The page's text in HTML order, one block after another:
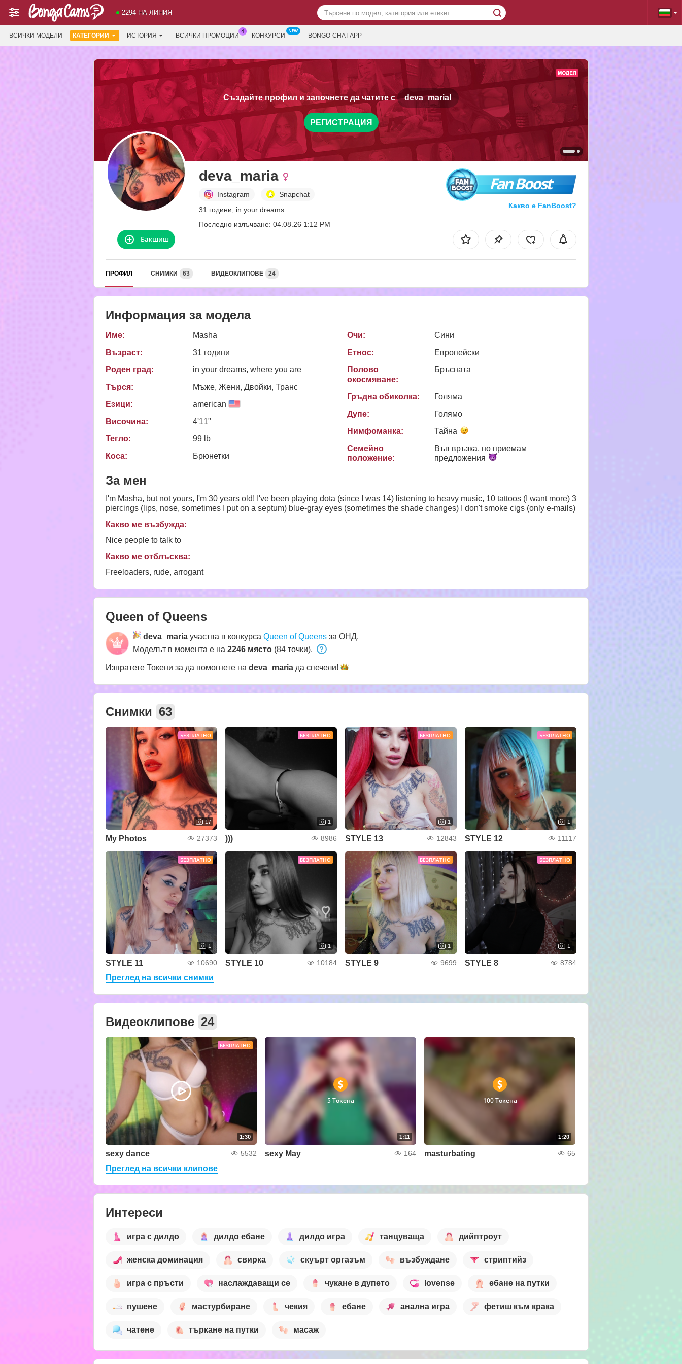
2294 НА ЛИНИЯ
ВСИЧКИ МОДЕЛИ КАТЕГОРИИ ИСТОРИЯ ВСИЧКИ ПРОМОЦИИ КОНКУРСИ BONGO-CHAT APP
Създайте профил и започнете да чатите с deva_maria!
РЕГИСТРАЦИЯ
deva_maria
Instagram
Snapchat
31 години, in your dreams
Последно излъчване: 04.08.26 1:12 PM
Fan Boost
Какво е FanBoost?
Бакшиш
ПРОФИЛ СНИМКИ 63 ВИДЕОКЛИПОВЕ 24
Информация за модела
Име:
Masha
Възраст:
31 години
Роден град:
in your dreams, where you are
Търся:
Мъже, Жени, Двойки, Транс
Езици:
american
Височина:
4'11"
Тегло:
99 lb
Коса:
Брюнетки
Очи:
Сини
Етнос:
Европейски
Полово
окосмяване:
Бръсната
Гръдна обиколка:
Голяма
Дупе:
Голямо
Нимфоманка:
Тайна
Семейно
положение:
Във връзка, но приемам
предложения
За мен
I'm Masha, but not yours, I'm 30 years old! I've been playing dota (since I was 14) listening to heavy music, 10 tattoos (I want more) 3
piercings (lips, nose, sometimes I put on a septum) blue-gray eyes (sometimes the shade changes) I don't smoke cigs (only e-mails)
Какво ме възбужда:
Nice people to talk to
Какво ме отблъсква:
Freeloaders, rude, arrogant
Queen of Queens
deva_maria участва в конкурса Queen of Queens за ОНД.
Моделът в момента е на 2246 място (84 точки).
Изпратете Токени за да помогнете на deva_maria да спечели!
Снимки 63
БЕЗПЛАТНО
17
My Photos 27373
БЕЗПЛАТНО
1
))) 8986
БЕЗПЛАТНО
1
STYLE 13 12843
БЕЗПЛАТНО
1
STYLE 12 11117
БЕЗПЛАТНО
1
STYLE 11 10690
БЕЗПЛАТНО
1
STYLE 10 10184
БЕЗПЛАТНО
1
STYLE 9 9699
БЕЗПЛАТНО
1
STYLE 8 8784
Преглед на всички снимки
Видеоклипове 24
БЕЗПЛАТНО
1:30
sexy dance 5532
1:11
5 Токена
sexy May 164
1:20
100 Токена
masturbating 65
Преглед на всички клипове
Интереси
игра с дилдо дилдо ебане дилдо игра танцуваща дийптроут
женска доминация свирка скуърт оргазъм възбуждане стриптийз
игра с пръсти наслаждаващи се чукане в дупето lovense ебане на путки
пушене мастурбиране чекия ебане анална игра фетиш към крака
чатене търкане на путки масаж